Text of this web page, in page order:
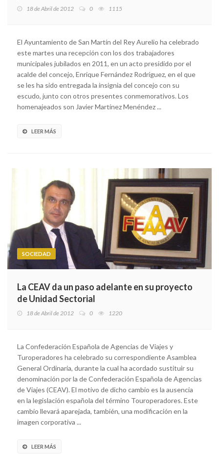
18 de Abril de 2012 0 1115
El Ayuntamiento de San Martín del Rey Aurelio ha celebrado
este martes una recepción con los dos trabajadores
municipales jubilados en 2011, en un acto presidido por el
acalde del concejo, Enrique Fernández Rodríguez, en el que
se les ha sido entregada la insignia del concejo con su
escudo, junto con otros presentes conmemorativos. Los
homenajeados son Javier Martínez Menéndez ...
LEER MÁS
SOCIEDAD
La CEAV da un paso adelante en su proyecto
de Unidad Sectorial
18 de Abril de 2012 0 1220
La Confederación Española de Agencias de Viajes y
Turoperadores ha celebrado su correspondiente Asamblea
General Ordinaria, durante la cual ha acordado sustituir su
denominación por la de Confederación Española de Agencias
de Viajes (CEAV). El motivo de dicho cambio es la ausencia
en la legislación española del término Touroperadores. Este
cambio llevará aparejada, también, una modificación en la
imagen corporativa ...
LEER MÁS